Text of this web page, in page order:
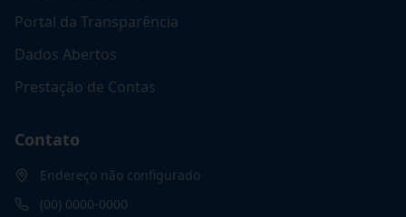
Portal da Transparência
Dados Abertos
Prestação de Contas
Contato
Endereço não configurado
(00) 0000-0000